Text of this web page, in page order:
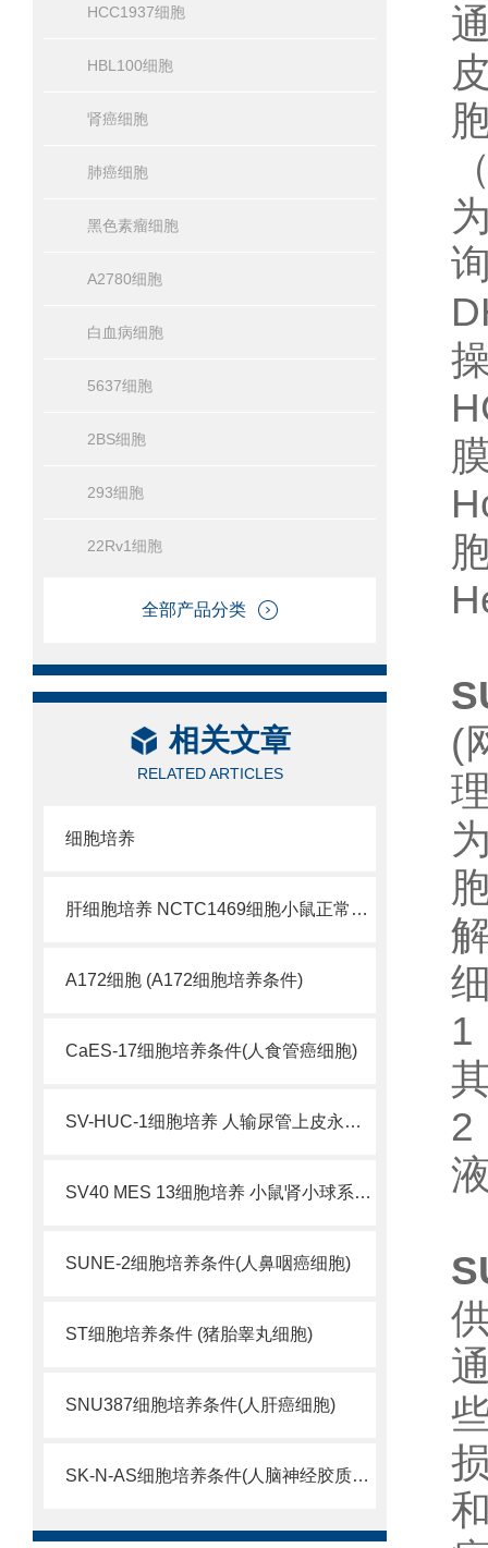
HCC1937细胞
HBL100细胞
肾癌细胞
肺癌细胞
黑色素瘤细胞
A2780细胞
白血病细胞
5637细胞
2BS细胞
293细胞
22Rv1细胞
全部产品分类
相关文章
RELATED ARTICLES
细胞培养
肝细胞培养 NCTC1469细胞小鼠正常肝细胞
A172细胞 (A172细胞培养条件)
CaES-17细胞培养条件(人食管癌细胞)
SV-HUC-1细胞培养 人输尿管上皮永生化细胞
SV40 MES 13细胞培养 小鼠肾小球系膜细胞
SUNE-2细胞培养条件(人鼻咽癌细胞)
ST细胞培养条件 (猪胎睾丸细胞)
SNU387细胞培养条件(人肝癌细胞)
SK-N-AS细胞培养条件(人脑神经胶质母细胞瘤)
(
1
2